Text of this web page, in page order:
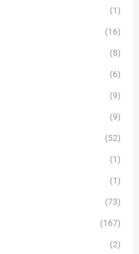
(1)
(16)
(8)
(6)
(9)
(9)
(52)
(1)
(1)
(73)
(167)
(2)